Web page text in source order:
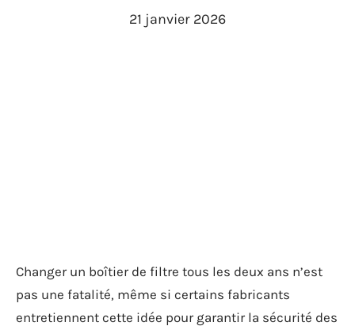
21 janvier 2026
Changer un boîtier de filtre tous les deux ans n’est
pas une fatalité, même si certains fabricants
entretiennent cette idée pour garantir la sécurité des